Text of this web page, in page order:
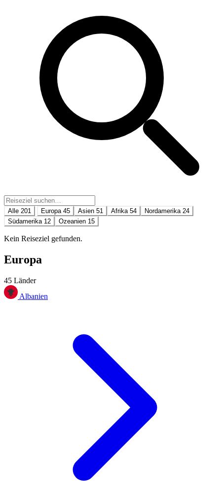
Alle 201 Europa 45 Asien 51 Afrika 54 Nordamerika 24
Südamerika 12 Ozeanien 15
Kein Reiseziel gefunden.
Europa
45 Länder
Albanien